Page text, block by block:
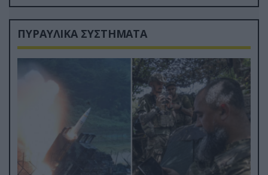
ΠΥΡΑΥΛΙΚΑ ΣΥΣΤΗΜΑΤΑ